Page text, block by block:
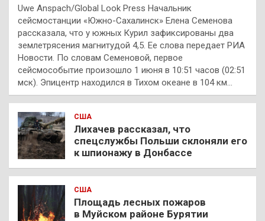
Uwe Anspach/Global Look Press Начальник
сейсмостанции «Южно-Сахалинск» Елена Семенова
рассказала, что у южных Курил зафиксированы два
землетрясения магнитудой 4,5. Ее слова передает РИА
Новости. По словам Семеновой, первое
сейсмособытие произошло 1 июня в 10:51 часов (02:51
мск). Эпицентр находился в Тихом океане в 104 км…
США
Лихачев рассказал, что
спецслужбы Польши склоняли его
к шпионажу в Донбассе
США
Площадь лесных пожаров
в Муйском районе Бурятии